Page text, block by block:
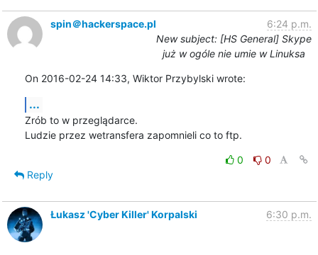
spin＠hackerspace.pl
6:24 p.m.
New subject: [HS General] Skype
już w ogóle nie umie w Linuksa
On 2016-02-24 14:33, Wiktor Przybylski wrote:
...
Zrób to w przeglądarce.
Ludzie przez wetransfera zapomnieli co to ftp.
0
0
Reply
Łukasz 'Cyber Killer' Korpalski 6:30 p.m.